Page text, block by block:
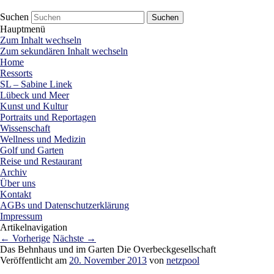
Suchen
Hauptmenü
Zum Inhalt wechseln
Zum sekundären Inhalt wechseln
Home
Ressorts
SL – Sabine Linek
Lübeck und Meer
Kunst und Kultur
Portraits und Reportagen
Wissenschaft
Wellness und Medizin
Golf und Garten
Reise und Restaurant
Archiv
Über uns
Kontakt
AGBs und Datenschutzerklärung
Impressum
Artikelnavigation
← Vorherige Nächste →
Das Behnhaus und im Garten Die Overbeckgesellschaft
Veröffentlicht am 20. November 2013 von netzpool